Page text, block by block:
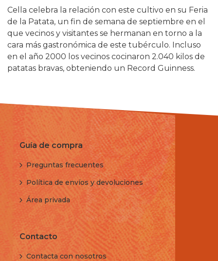
Cella celebra la relación con este cultivo en su Feria
de la Patata, un fin de semana de septiembre en el
que vecinos y visitantes se hermanan en torno a la
cara más gastronómica de este tubérculo. Incluso
en el año 2000 los vecinos cocinaron 2.040 kilos de
patatas bravas, obteniendo un Record Guinness.
Guía de compra
Preguntas frecuentes
Política de envíos y devoluciones
Área privada
Contacto
Contacta con nosotros